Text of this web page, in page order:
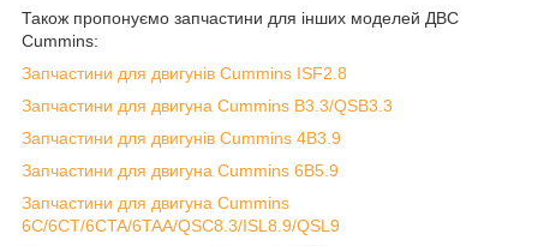
Також пропонуємо запчастини для інших моделей ДВС
Cummins:
Запчастини для двигунів Cummins ISF2.8
Запчастини для двигуна Cummins B3.3/QSB3.3
Запчастини для двигунів Cummins 4B3.9
Запчастини для двигуна Cummins 6B5.9
Запчастини для двигуна Cummins
6C/6CT/6CTA/6TAA/QSC8.3/ISL8.9/QSL9